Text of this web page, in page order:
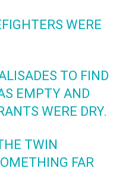
WERE
TO FIND
EMPTY AND
WERE DRY.
TWIN
FAR